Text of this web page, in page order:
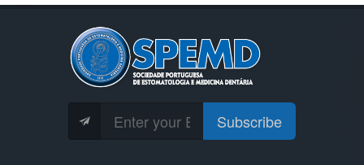
Subscribe